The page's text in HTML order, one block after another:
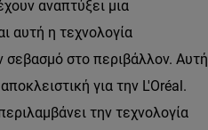
αναπτύξει μια
αυτή η τεχνολογία
σεβασμό στο περιβάλλον. Αυτή
για την L'Oréal.
την τεχνολογία